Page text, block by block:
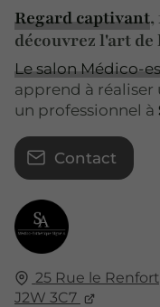
25 Rue le
J2W 3C7
Regard captivant,
découvrez l'art de
Le salon Médico-
apprend à
un professionnel à
Contact